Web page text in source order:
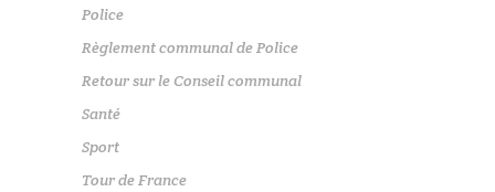
Police
Règlement communal de Police
Retour sur le Conseil communal
Santé
Sport
Tour de France